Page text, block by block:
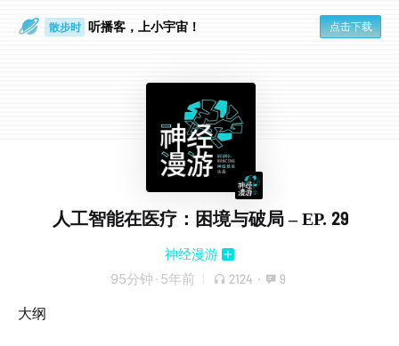
散步时 听播客，上小宇宙！ 点击下载
人工智能在医疗：困境与破局 – EP. 29
神经漫游
95分钟 · 5年前 2124 · 9
大纲